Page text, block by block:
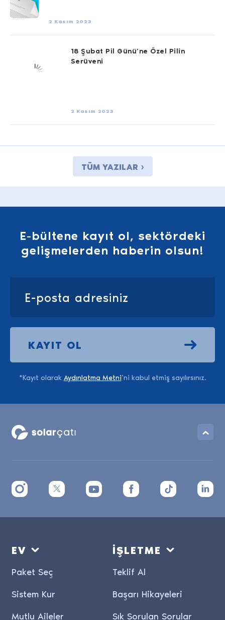
2 Kasım 2023
18 Şubat Pil Günü’ne Özel Pilin
Serüveni
2 Kasım 2023
TÜM YAZILAR ›
E-bültene kayıt ol, sektördeki
gelişmelerden haberin olsun!
KAYIT OL
*Kayıt olarak Aydınlatma Metni’ni kabul etmiş sayılırsınız.
EV
Paket Seç
Sistem Kur
Mutlu Aileler
İŞLETME
Teklif Al
Başarı Hikayeleri
Sık Sorulan Sorular